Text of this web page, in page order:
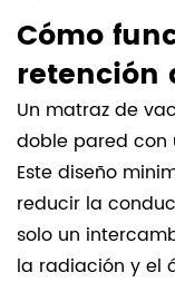
Cómo
retención
Un matraz de
doble pared con
Este diseño
reducir la
solo un
la radiación y el